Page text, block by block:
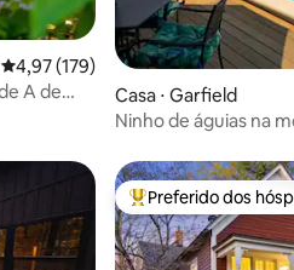
4,97 de uma avaliação média de 5,
4,97 (179)
A de
Casa ⋅ Garfield
Ninho de águias na
Entre os melhores
Preferido dos